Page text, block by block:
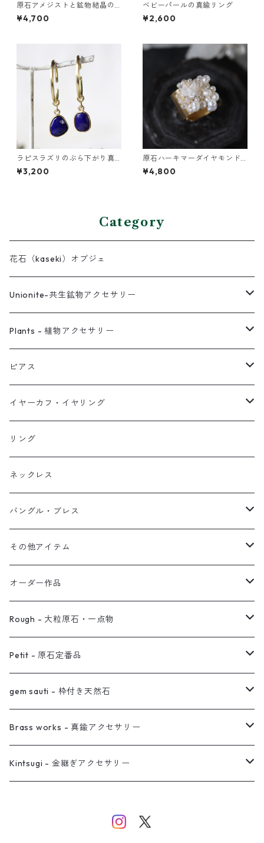
原石アメジストと鉱物結晶の
真鍮幅広イヤーカフ
¥4,700
ベビーパールの真鍮リング
¥2,600
ラピスラズリのぶら下がり真
鍮イヤーカフ
¥3,200
原石ハーキマーダイヤモンド
と鉱物結晶の真鍮幅広イヤー
カフ
¥4,800
Category
花石（kaseki）オブジェ
Unionite-共生鉱物アクセサリー
ピアス
ネックレス
イヤーカフ
イヤリング
Plants - 植物アクセサリー
ピアス
ネックレス
リング
ブレス
オブジェ
イヤーカフ
ピアス
スタッド・一粒
フック・ぶら下がり
フープ
イヤーカフ・イヤリング
原石イヤーカフ
植物イヤーカフ
ぶら下がりイヤーカフ
2連イヤーカフ
イヤリング対応
ノンホールピアス
オーダー用ページ
真鍮イヤーカフ
リング
ネックレス
バングル・ブレス
ブレスレット
バングル
その他アイテム
ブローチ
ヘアアクセサリー
オーダー作品
リング
ネックレス
ピアス
イヤーカフ
バングル
Rough - 大粒原石・一点物
ピアス
リング
ネックレス
イヤーカフ
Petit - 原石定番品
ピアス
リング
ネックレス
gem sauti - 枠付き天然石
ピアス
ネックレス
Brass works - 真鍮アクセサリー
リング
Kintsugi - 金継ぎアクセサリー